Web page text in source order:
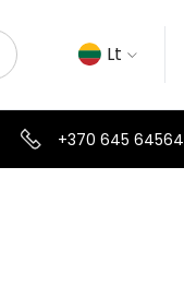
Lt
+370 645 64564